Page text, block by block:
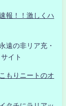
報！！激しくハ
遠の非リア充・
イト
もりニートのオ